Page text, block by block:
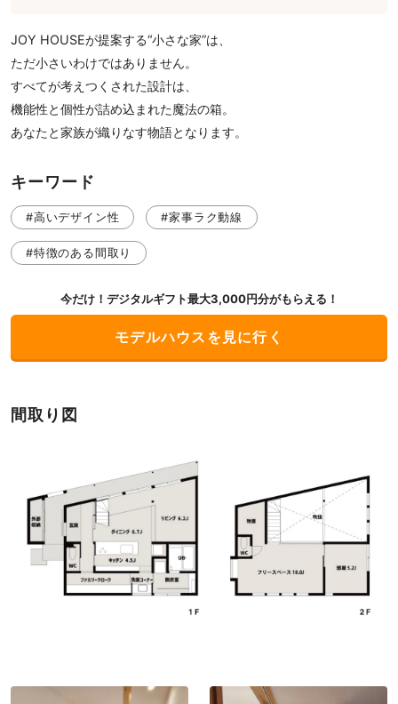
JOY HOUSEが提案する“小さな家”は、
ただ小さいわけではありません。
すべてが考えつくされた設計は、
機能性と個性が詰め込まれた魔法の箱。
あなたと家族が織りなす物語となります。
キーワード
#高いデザイン性 #家事ラク動線
#特徴のある間取り
今だけ！デジタルギフト最大3,000円分がもらえる！
モデルハウスを見に行く
間取り図